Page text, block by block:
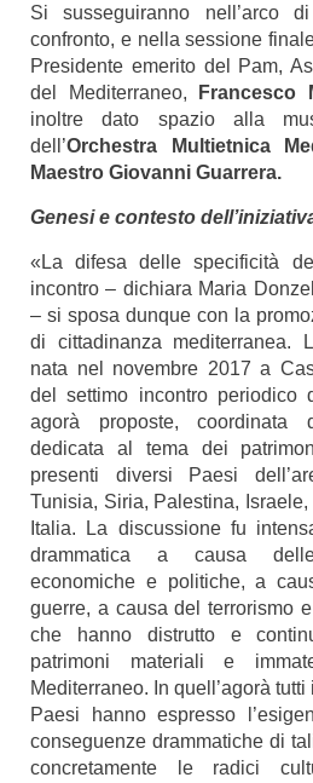
Si susseguiranno nell’arco
confronto, e nella sessione
Presidente emerito del Pam,
del Mediterraneo,
Francesco
inoltre dato spazio alla
dell’Orchestra Multietnica
Maestro Giovanni Guarrera.
Genesi e contesto
«La difesa delle specificità
incontro – dichiara Maria
– si sposa dunque con la
di cittadinanza mediterranea.
nata nel novembre 2017 a
del settimo incontro periodico
agorà proposte, coordinata
dedicata al tema dei
presenti diversi Paesi
Tunisia, Siria, Palestina,
Italia. La discussione fu
drammatica a causa
economiche e politiche, a
guerre, a causa del terrorismo
che hanno distrutto e
patrimoni materiali e
Mediterraneo. In quell’agorà
Paesi hanno espresso
conseguenze drammatiche di
concretamente le radici